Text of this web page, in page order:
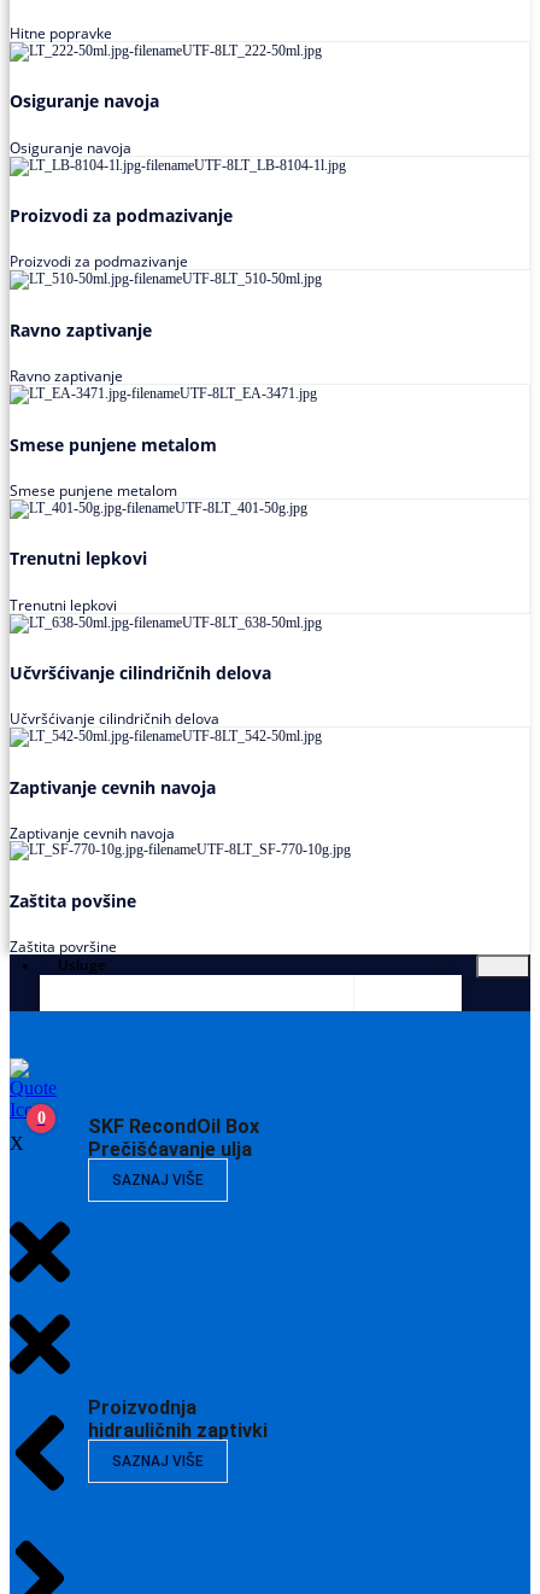
Hitne popravke
Osiguranje navoja
Osiguranje navoja
Proizvodi za podmazivanje
Proizvodi za podmazivanje
Ravno zaptivanje
Ravno zaptivanje
Smese punjene metalom
Smese punjene metalom
Trenutni lepkovi
Trenutni lepkovi
Učvršćivanje cilindričnih delova
Učvršćivanje cilindričnih delova
Zaptivanje cevnih navoja
Zaptivanje cevnih navoja
Zaštita povšine
Zaštita površine
Usluge
SKF RecondOil Box
Prečišćavanje ulja
SAZNAJ VIŠE
Proizvodnja
hidrauličnih zaptivki
SAZNAJ VIŠE
0
X